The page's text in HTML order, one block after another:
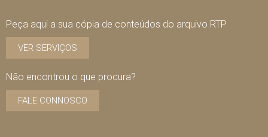
Peça aqui a sua cópia de conteúdos do arquivo RTP
VER SERVIÇOS
Não encontrou o que procura?
FALE CONNOSCO